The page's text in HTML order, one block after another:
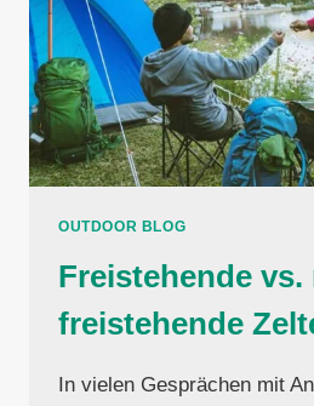
OUTDOOR BLOG
Freistehende
freistehende
In vielen Gesprächen mit